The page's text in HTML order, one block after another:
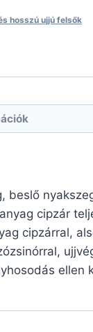
hosszú ujjú felsők
beslő
cipzár
cipzárral,
ellen